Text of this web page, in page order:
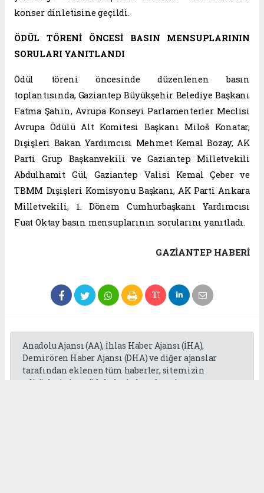
konser dinletisine geçildi.
ÖDÜL TÖRENİ ÖNCESİ BASIN MENSUPLARININ
SORULARI YANITLANDI
Ödül töreni öncesinde düzenlenen basın
toplantısında, Gaziantep Büyükşehir Belediye Başkanı
Fatma Şahin, Avrupa Konseyi Parlamenterler Meclisi
Avrupa Ödülü Alt Komitesi Başkanı Miloš Konatar,
Dışişleri Bakan Yardımcısı Mehmet Kemal Bozay, AK
Parti Grup Başkanvekili ve Gaziantep Milletvekili
Abdulhamit Gül, Gaziantep Valisi Kemal Çeber ve
TBMM Dışişleri Komisyonu Başkanı, AK Parti Ankara
Milletvekili, 1. Dönem Cumhurbaşkanı Yardımcısı
Fuat Oktay basın mensuplarının sorularını yanıtladı.
GAZIANTEP HABERİ
Anadolu Ajansı (AA), İhlas Haber Ajansı (İHA),
Demirören Haber Ajansı (DHA) ve diğer ajanslar
tarafından eklenen tüm haberler, sitemizin
editörlerinin müdahalesi olmadan ajans